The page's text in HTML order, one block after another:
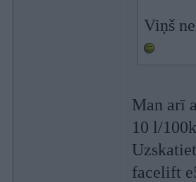
Viņš
Man arī
10 l/
facelift